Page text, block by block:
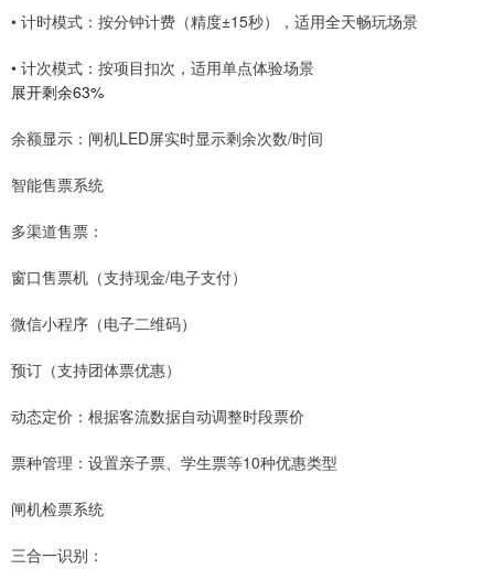
• 计时模式：按分钟计费（精度±15秒），适用全天畅玩场景
• 计次模式：按项目扣次，适用单点体验场景
展开剩余63%
余额显示：闸机LED屏实时显示剩余次数/时间
智能售票系统
多渠道售票：
窗口售票机（支持现金/电子支付）
微信小程序（电子二维码）
预订（支持团体票优惠）
动态定价：根据客流数据自动调整时段票价
票种管理：设置亲子票、学生票等10种优惠类型
闸机检票系统
三合一识别：